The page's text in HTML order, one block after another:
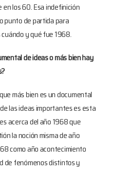
los 60. Esa indefinición
punto de partida para
y qué fue 1968.
de ideas o más bien hay
más bien es un documental
las ideas importantes es esta
acerca del año 1968 que
la noción misma de año
como año acontecimiento
de fenómenos distintos y